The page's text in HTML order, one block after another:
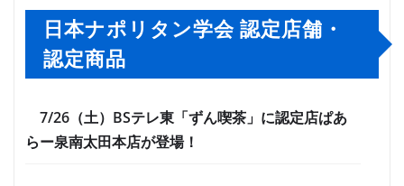
日本ナポリタン学会 認定店舗・
認定商品
7/26（土）BSテレ東「ずん喫茶」に認定店ぱあ
らー泉南太田本店が登場！